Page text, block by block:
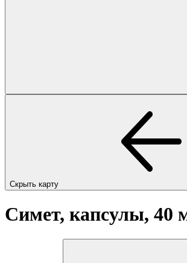
Скрыть карту
Симет, капсулы, 40